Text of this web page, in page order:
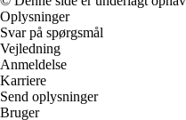
Oplysninger
Svar på spørgsmål
Vejledning
Anmeldelse
Karriere
Send oplysninger
Bruger